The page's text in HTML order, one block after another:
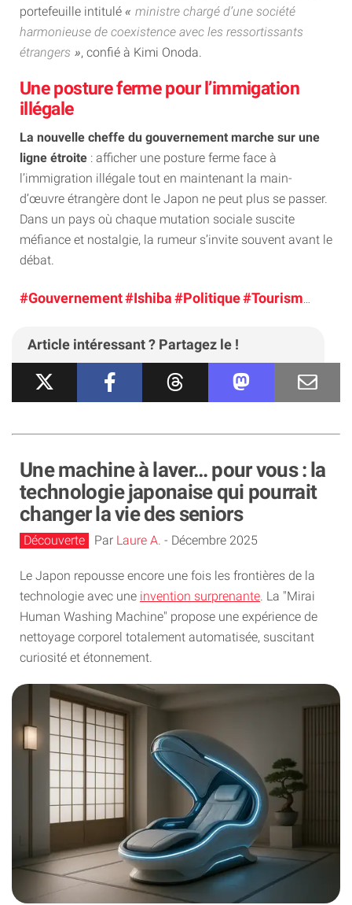
portefeuille intitulé
ministre chargé d’une société
harmonieuse de coexistence avec les ressortissants
étrangers
, confié à Kimi Onoda.
Une posture ferme pour l’immigation
illégale
La nouvelle cheffe du gouvernement marche sur une
ligne étroite : afficher une posture ferme face à
l’immigration illégale tout en maintenant la main-
d’œuvre étrangère dont le Japon ne peut plus se passer.
Dans un pays où chaque mutation sociale suscite
méfiance et nostalgie, la rumeur s’invite souvent avant le
débat.
#Gouvernement#Ishiba#Politique#Tourisme
Article intéressant ? Partagez le !
Une machine à laver… pour vous : la
technologie japonaise qui pourrait
changer la vie des seniors
Découverte Par Laure A. - Décembre 2025
Le Japon repousse encore une fois les frontières de la
technologie avec une invention surprenante. La "Mirai
Human Washing Machine" propose une expérience de
nettoyage corporel totalement automatisée, suscitant
curiosité et étonnement.